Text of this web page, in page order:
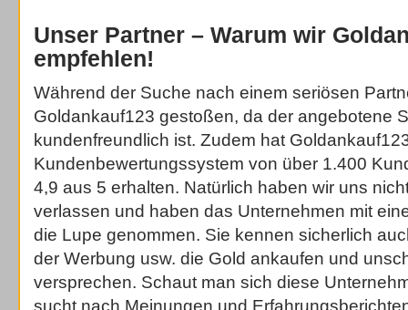
Unser Partner – Warum wir
empfehlen!
Während der Suche nach einem seriösen
Goldankauf123 gestoßen, da der angebotene
kundenfreundlich ist. Zudem hat
Kundenbewertungssystem von über 1.400
4,9 aus 5 erhalten. Natürlich haben wir uns
verlassen und haben das Unternehmen mit
die Lupe genommen. Sie kennen sicherlich
der Werbung usw. die Gold ankaufen und
versprechen. Schaut man sich diese
sucht nach Meinungen und